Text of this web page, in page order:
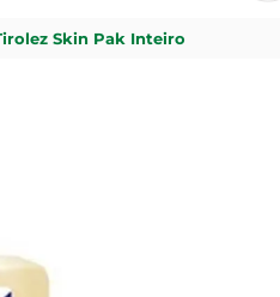
Skin Pak Inteiro